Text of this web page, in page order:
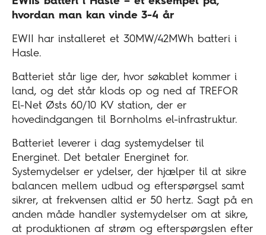
hvordan man kan vinde 3-4 år
EWII har installeret et 30MW/42MWh batteri i
Hasle.
Batteriet står lige der, hvor søkablet kommer i
land, og det står klods op og ned af TREFOR
El-Net Østs 60/10 KV station, der er
hovedindgangen til Bornholms el-infrastruktur.
Batteriet leverer i dag systemydelser til
Energinet. Det betaler Energinet for.
Systemydelser er ydelser, der hjælper til at sikre
balancen mellem udbud og efterspørgsel samt
sikrer, at frekvensen altid er 50 hertz. Sagt på en
anden måde handler systemydelser om at sikre,
at produktionen af strøm og efterspørgslen efter